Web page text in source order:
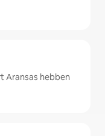
Aransas hebben